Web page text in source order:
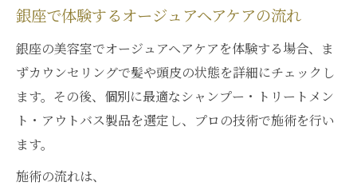
銀座で体験するオージュアヘアケアの流れ
銀座の美容室でオージュアヘアケアを体験する場合、ま
ずカウンセリングで髪や頭皮の状態を詳細にチェックし
ます。その後、個別に最適なシャンプー・トリートメン
ト・アウトバス製品を選定し、プロの技術で施術を行い
ます。
施術の流れは、